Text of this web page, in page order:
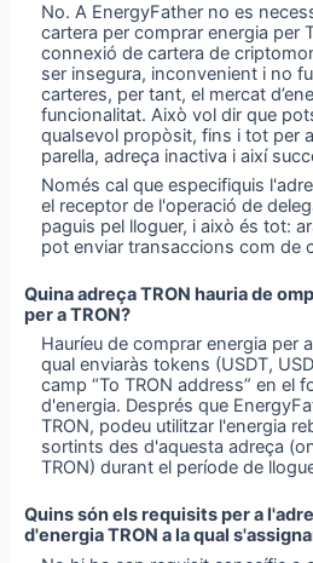
No. A EnergyFather no es
cartera per comprar energia per
connexió de cartera de
ser insegura, inconvenient i no
carteres, per tant, el mercat
funcionalitat. Això vol dir que
qualsevol propòsit, fins i tot per a
parella, adreça inactiva i així
Només cal que especifiquis
el receptor de l'operació de
paguis pel lloguer, i això és tot:
pot enviar transaccions com de
Quina adreça TRON hauria de
per a TRON?
Hauríeu de comprar energia per
qual enviaràs tokens (USDT,
camp “To TRON address” en el
d'energia. Després que
TRON, podeu utilitzar l'energia
sortints des d'aquesta adreça
TRON) durant el període de
Quins són els requisits per a
d'energia TRON a la qual